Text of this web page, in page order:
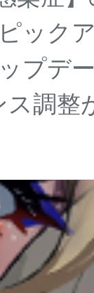
ック
プデ
ス調